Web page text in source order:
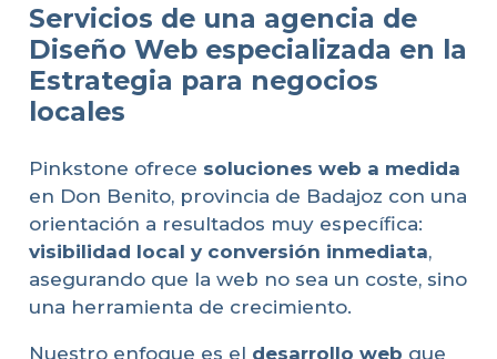
Servicios de una agencia de
Diseño Web especializada en la
Estrategia para negocios
locales
Pinkstone ofrece soluciones web a medida
en Don Benito, provincia de Badajoz con una
orientación a resultados muy específica:
visibilidad local y conversión inmediata,
asegurando que la web no sea un coste, sino
una herramienta de crecimiento.
Nuestro enfoque es el desarrollo web que